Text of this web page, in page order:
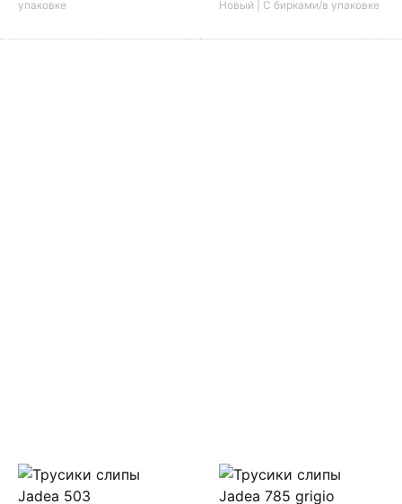
упаковке
Новый | С бирками/в упаковке